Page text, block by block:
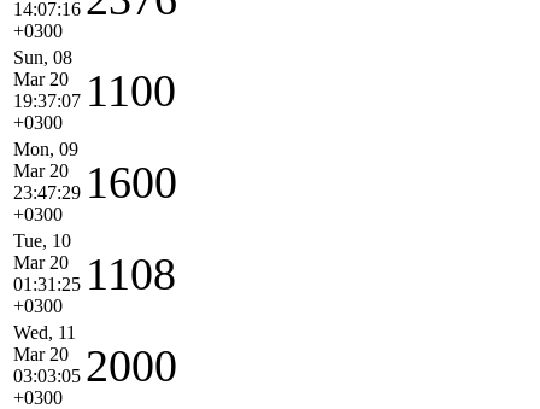
14:07:16
+0300
Sun, 08
Mar 20
19:37:07
+0300
1100
Mon, 09
Mar 20
23:47:29
+0300
1600
Tue, 10
Mar 20
01:31:25
+0300
1108
Wed, 11
Mar 20
03:03:05
+0300
2000